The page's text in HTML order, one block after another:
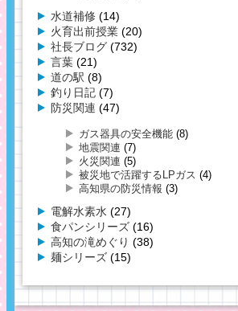
水道補修 (14)
火育出前授業 (20)
社長ブログ (732)
言葉 (21)
道の駅 (8)
釣り日記 (7)
防災関連 (47)
ガス器具の安全機能 (8)
地震関連 (7)
火災関連 (5)
被災地で活躍するLPガス (4)
高知県の防災情報 (3)
電解水素水 (27)
食パンシリーズ (16)
高知の滝めぐり (38)
麺シリーズ (15)